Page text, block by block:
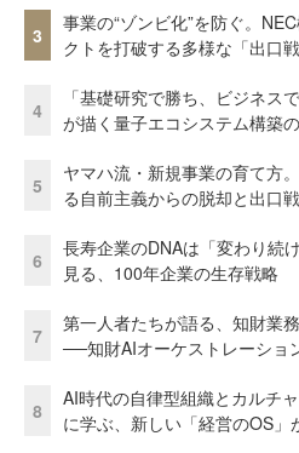
3
事業の“ゾンビ化”を防ぐ。
クトを打破する多様な「出口戦
4
「基礎研究で勝ち、ビジネス
が描く量子エコシステム構築
5
ヤマハ流・新規事業の育て方
る自前主義からの脱却と出口
6
長寿企業のDNAは「変わり続
見る、100年企業の生存戦略
7
第一人者たちが語る、知財業
──知財AIオーケストレーショ
8
AI時代の自律型組織とカルチ
に学ぶ、新しい「経営のOS